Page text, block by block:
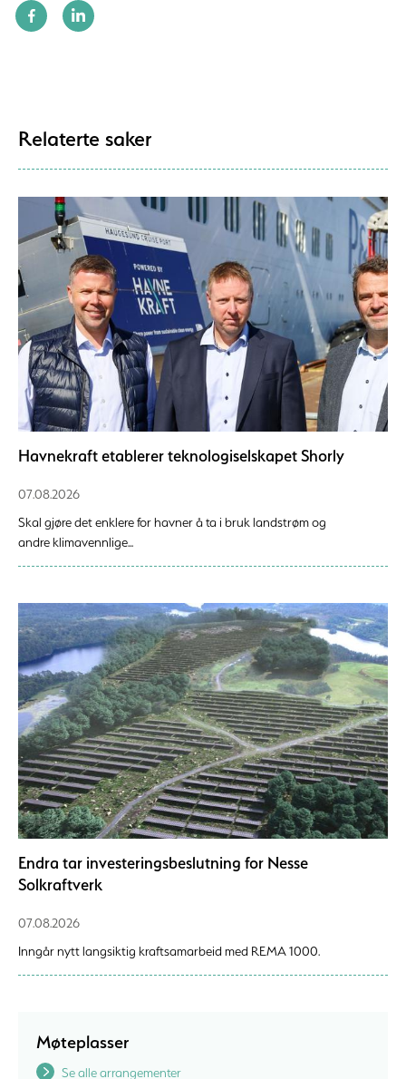
Relaterte saker
Havnekraft etablerer teknologiselskapet Shorly
07.08.2026
Skal gjøre det enklere for havner å ta i bruk landstrøm og
andre klimavennlige...
Endra tar investeringsbeslutning for Nesse
Solkraftverk
07.08.2026
Inngår nytt langsiktig kraftsamarbeid med REMA 1000.
Møteplasser
Se alle arrangementer